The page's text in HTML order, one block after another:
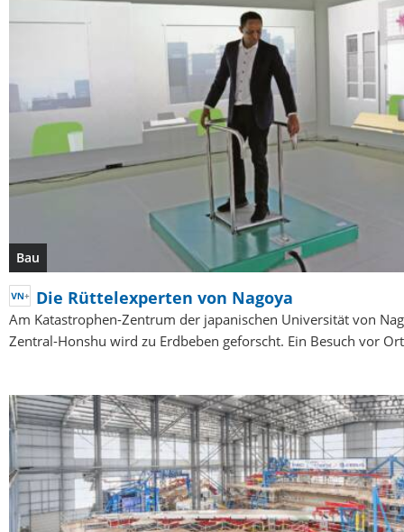
Bau
Die Rüttelexperten von Nagoya
Am Katastrophen-Zentrum der japanischen Universität von
Zentral-Honshu wird zu Erdbeben geforscht. Ein Besuch vor